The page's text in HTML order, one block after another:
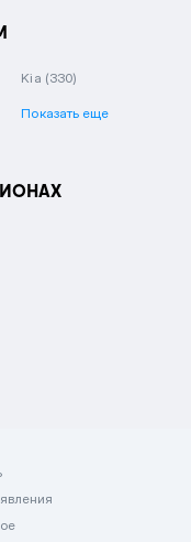
Kia (330)
Показать еще